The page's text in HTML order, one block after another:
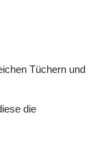
Tüchern und
die